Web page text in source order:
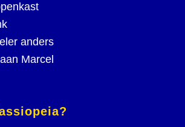
anders
Marcel